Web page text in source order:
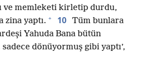
ve memleketi kirletip durdu,
zina yaptı. + 10 Tüm bunlara
Yahuda Bana bütün
dönüyormuş gibi yaptı’,